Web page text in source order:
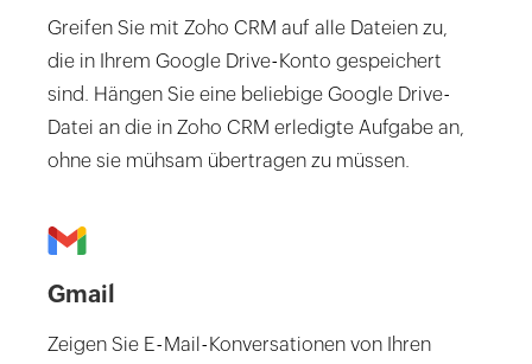
Greifen Sie mit Zoho CRM auf alle Dateien zu,
die in Ihrem Google Drive-Konto gespeichert
sind. Hängen Sie eine beliebige Google Drive-
Datei an die in Zoho CRM erledigte Aufgabe an,
ohne sie mühsam übertragen zu müssen.
Gmail
Zeigen Sie E-Mail-Konversationen von Ihren